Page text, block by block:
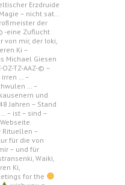
Erzdruide
– nicht sat…
der
-eine Zuflucht
von mir, der Ioki,
Ki –
Michael Giesen
OZ-TZ-AAZ-© –
… –
… –
und
Jahren – Stand
– ist – sind –
Rituellen –
für die von
– und für
Waiki,
Ki,
for the